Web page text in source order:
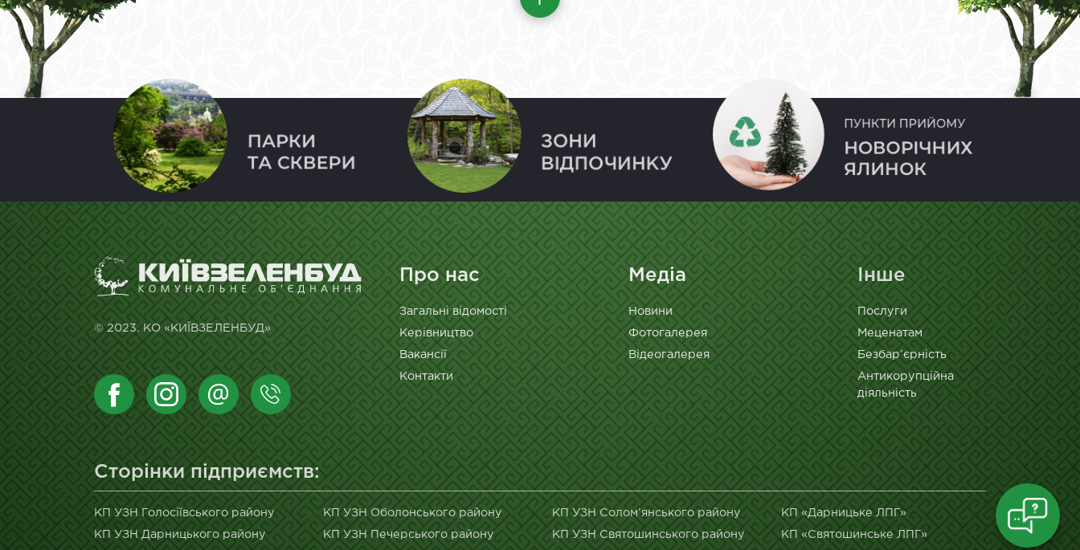
© 2023. КО «КИЇВЗЕЛЕНБУД»
Про нас
Загальні відомості
Керівництво
Вакансії
Контакти
Медіа
Новини
Фотогалерея
Відеогалерея
Інше
Послуги
Меценатам
Безбар’єрність
Антикорупційна
діяльність
Сторінки підприємств:
КП УЗН Голосіївського району
КП УЗН Дарницького району
КП УЗН Оболонського району
КП УЗН Печерського району
КП УЗН Солом’янського району
КП УЗН Святошинського району
КП «Дарницьке ЛПГ»
КП «Святошинське ЛПГ»